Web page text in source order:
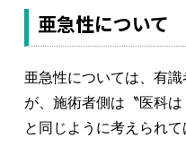
亜急性について
亜急性については、有
が、施術者側は〝医科
と同じように考えられ